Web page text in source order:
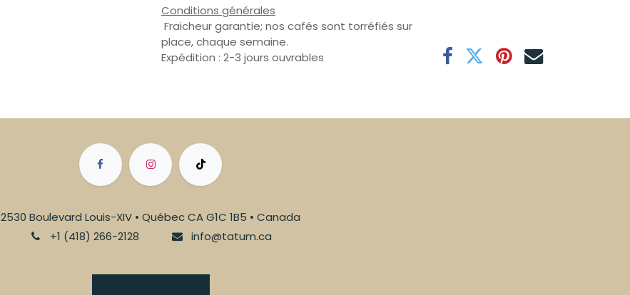
Conditions générales
Fraicheur garantie; nos cafés sont torréfiés sur
place, chaque semaine.
Expédition : 2-3 jours ouvrables
2530 Boulevard Louis-XIV • Québec CA G1C 1B5 • Canada
+1 (418) 266-2128
info@tatum.ca